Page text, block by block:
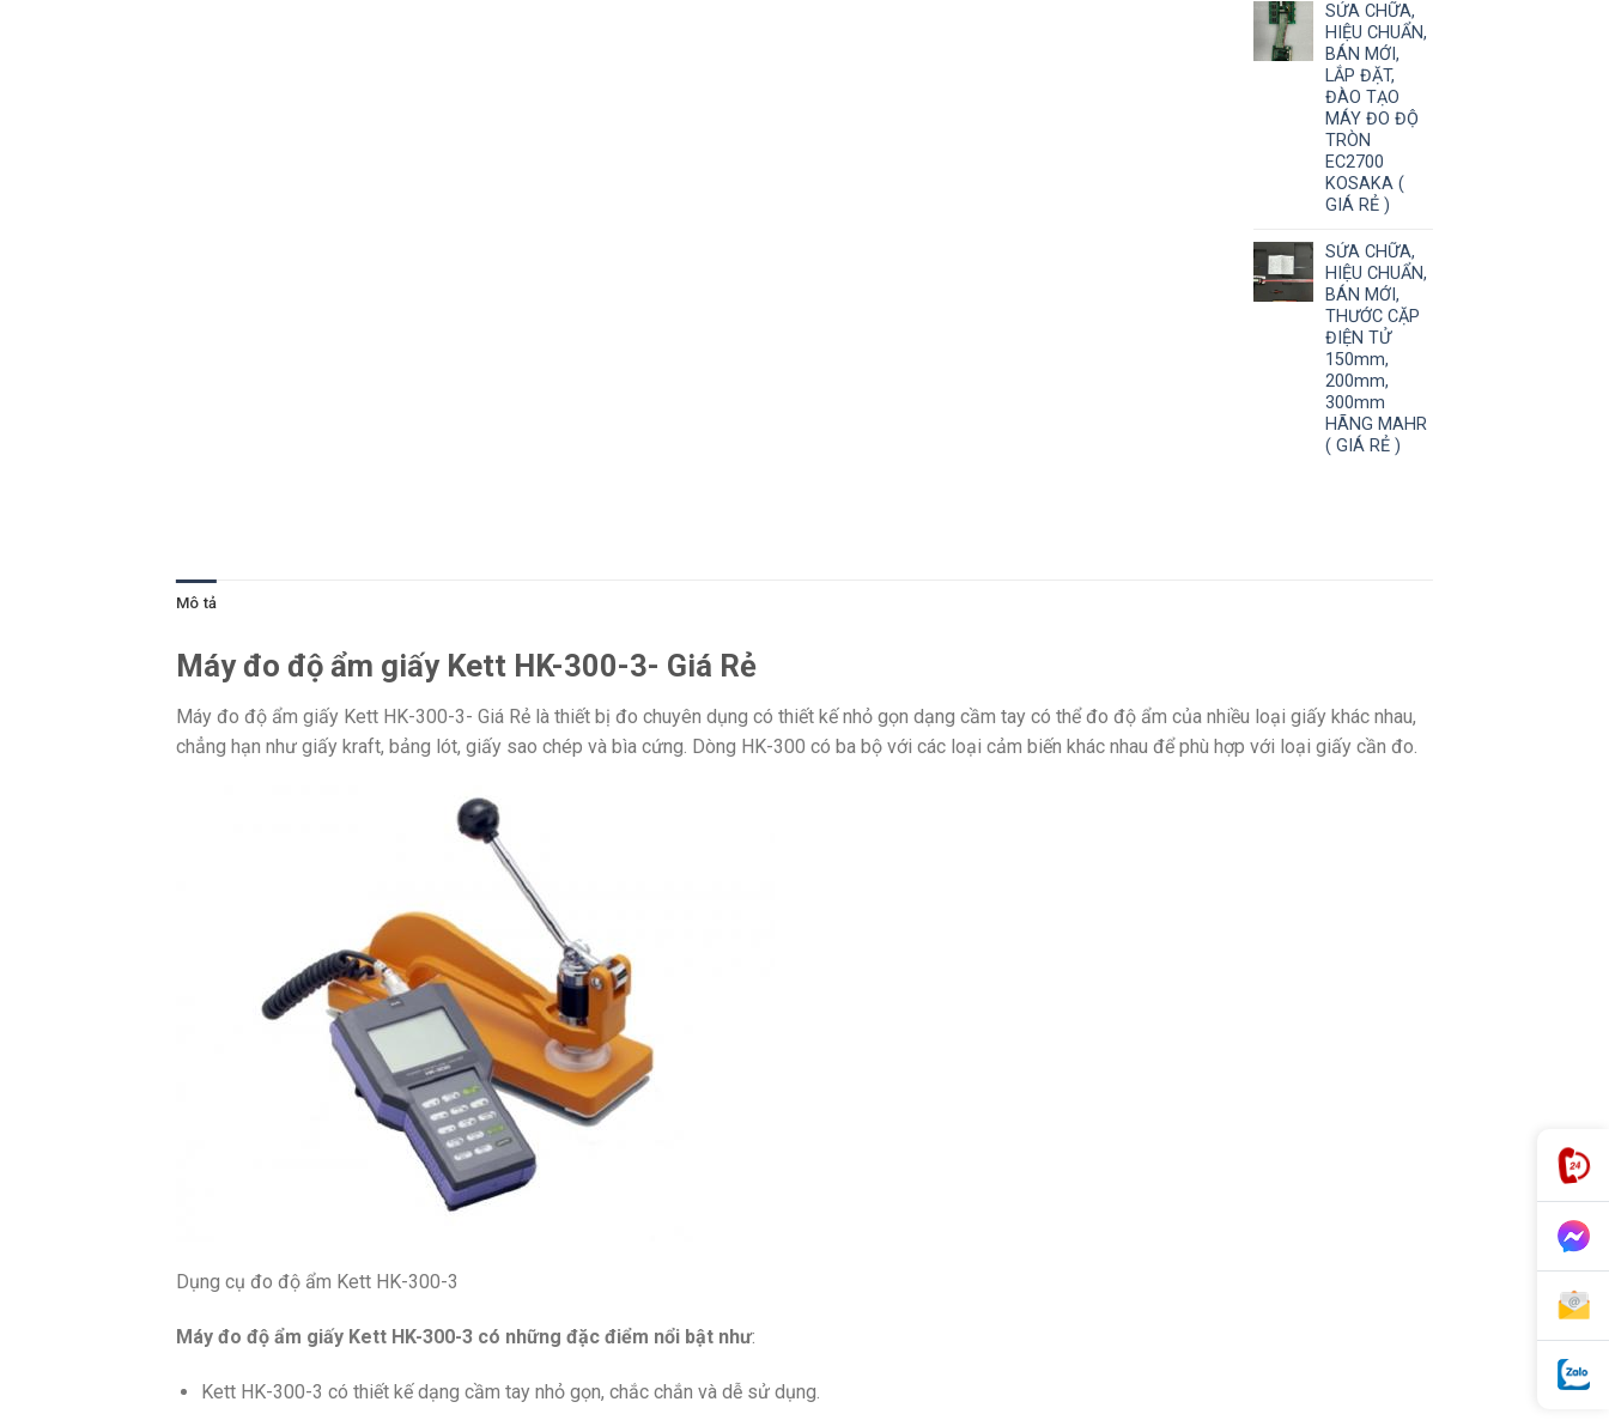
SỬA CHỮA,
HIỆU CHUẨN,
BÁN MỚI,
LẮP ĐẶT,
ĐÀO TẠO
MÁY ĐO ĐỘ
TRÒN
EC2700
KOSAKA (
GIÁ RẺ )
SỬA CHỮA,
HIỆU CHUẨN,
BÁN MỚI,
THƯỚC CẶP
ĐIỆN TỬ
150mm,
200mm,
300mm
HÃNG MAHR
( GIÁ RẺ )
Mô tả
Máy đo độ ẩm giấy Kett HK-300-3- Giá Rẻ
Máy đo độ ẩm giấy Kett HK-300-3- Giá Rẻ là thiết bị đo chuyên dụng có thiết kế nhỏ gọn dạng cầm tay có thể đo độ ẩm của nhiều loại giấy khác nhau,
chẳng hạn như giấy kraft, bảng lót, giấy sao chép và bìa cứng. Dòng HK-300 có ba bộ với các loại cảm biến khác nhau để phù hợp với loại giấy cần đo.
Dụng cụ đo độ ẩm Kett HK-300-3
Máy đo độ ẩm giấy Kett HK-300-3 có những đặc điểm nổi bật như:
Kett HK-300-3 có thiết kế dạng cầm tay nhỏ gọn, chắc chắn và dễ sử dụng.